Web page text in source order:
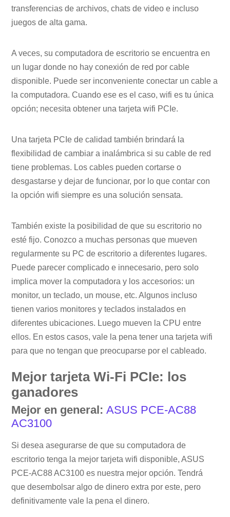
transferencias de archivos, chats de video e incluso
juegos de alta gama.
A veces, su computadora de escritorio se encuentra en
un lugar donde no hay conexión de red por cable
disponible. Puede ser inconveniente conectar un cable a
la computadora. Cuando ese es el caso, wifi es tu única
opción; necesita obtener una tarjeta wifi PCIe.
Una tarjeta PCIe de calidad también brindará la
flexibilidad de cambiar a inalámbrica si su cable de red
tiene problemas. Los cables pueden cortarse o
desgastarse y dejar de funcionar, por lo que contar con
la opción wifi siempre es una solución sensata.
También existe la posibilidad de que su escritorio no
esté fijo. Conozco a muchas personas que mueven
regularmente su PC de escritorio a diferentes lugares.
Puede parecer complicado e innecesario, pero solo
implica mover la computadora y los accesorios: un
monitor, un teclado, un mouse, etc. Algunos incluso
tienen varios monitores y teclados instalados en
diferentes ubicaciones. Luego mueven la CPU entre
ellos. En estos casos, vale la pena tener una tarjeta wifi
para que no tengan que preocuparse por el cableado.
Mejor tarjeta Wi-Fi PCIe: los
ganadores
Mejor en general:ASUS PCE-AC88
AC3100
Si desea asegurarse de que su computadora de
escritorio tenga la mejor tarjeta wifi disponible, ASUS
PCE-AC88 AC3100 es nuestra mejor opción. Tendrá
que desembolsar algo de dinero extra por este, pero
definitivamente vale la pena el dinero.